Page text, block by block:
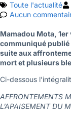
Toute l'actualité
Aucun
Mamadou Mota,
communiqué publié
suite aux
mort et plusieurs
Ci-dessous
AFFRONTEMENTS
L’APAISEMENT DU